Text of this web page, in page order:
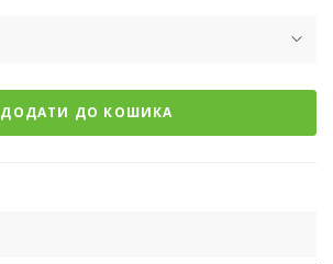
ДОДАТИ ДО КОШИКА